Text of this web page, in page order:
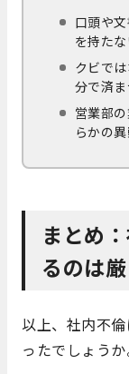
口頭や
を持た
クビで
分で済ま
営業部
らかの
まとめ
るのは
以上、社内不
ったでしょうか